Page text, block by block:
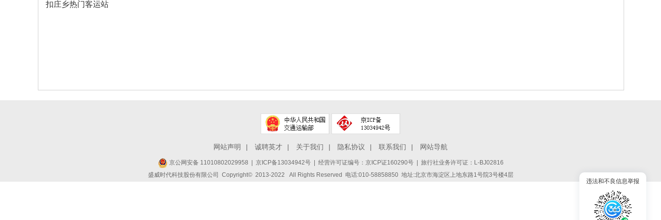
扣庄乡热门客运站
网站声明 | 诚聘英才 | 关于我们 | 隐私协议 | 联系我们 | 网站导航
京公网安备 11010802029958 京ICP备13034942号| 经营许可证编号：京ICP证160290号 | 旅行社业务许可证：L-BJ02816
盛威时代科技股份有限公司 Copyright© 2013-2022 All Rights Reserved 电话:010-58858850 地址:北京市海淀区上地东路1号院3号楼4层
违法和不良信息举报